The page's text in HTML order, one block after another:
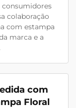
colaboração
com estampa
marca e a
com
Floral